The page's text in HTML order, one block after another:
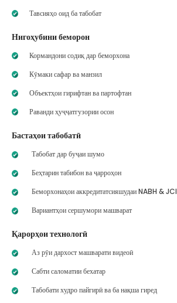
Тавсияҳо оид ба табобат
Нигоҳубини беморон
Кормандони содиқ дар беморхона
Кӯмаки сафар ва манзил
Объектҳои гирифтан ва партофтан
Раванди ҳуҷҷатгузории осон
Бастаҳои табобатӣ
Табобат дар буҷаи шумо
Беҳтарин табибон ва ҷарроҳон
Беморхонаҳои аккредитатсияшудаи NABH & JCI
Вариантҳои сершумори машварат
Қарорҳои технологӣ
Аз рӯи дархост машварати видеоӣ
Сабти саломатии бехатар
Табобати худро пайгирӣ ва ба нақша гиред